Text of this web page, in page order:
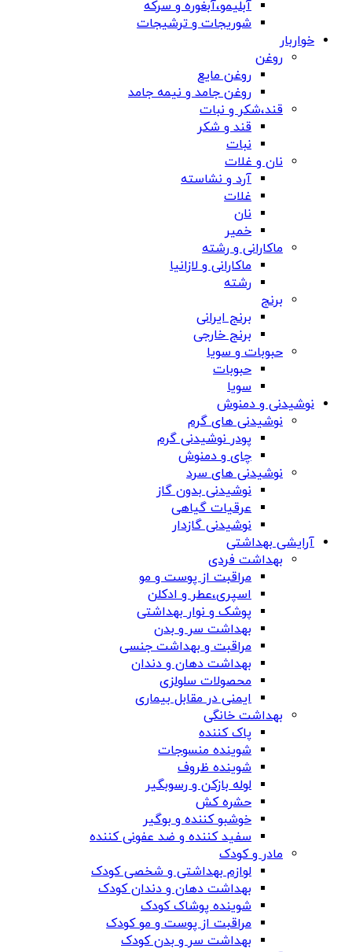
آبلیمو،آبغوره و سرکه
شوریجات و ترشیجات
خواربار
روغن
روغن مایع
روغن جامد و نیمه جامد
قند،شکر و نبات
قند و شکر
نبات
نان و غلات
آرد و نشاسته
غلات
نان
خمیر
ماکارانی و رشته
ماکارانی و لازانیا
رشته
برنج
برنج ایرانی
برنج خارجی
حبوبات و سویا
حبوبات
سویا
نوشیدنی و دمنوش
نوشیدنی های گرم
پودر نوشیدنی گرم
چای و دمنوش
نوشیدنی های سرد
نوشیدنی بدون گاز
عرقیات گیاهی
نوشیدنی گازدار
آرایشی بهداشتی
بهداشت فردی
مراقبت از پوست و مو
اسپری،عطر و ادکلن
پوشک و نوار بهداشتی
بهداشت سر و بدن
مراقبت و بهداشت جنسی
بهداشت دهان و دندان
محصولات سلولزی
ایمنی در مقابل بیماری
بهداشت خانگی
پاک کننده
شوینده منسوجات
شوینده ظروف
لوله بازکن و رسوبگیر
حشره کش
خوشبو کننده و بوگیر
سفید کننده و ضد عفونی کننده
مادر و کودک
لوازم بهداشتی و شخصی کودک
بهداشت دهان و دندان کودک
شوینده پوشاک کودک
مراقبت از پوست و مو کودک
بهداشت سر و بدن کودک